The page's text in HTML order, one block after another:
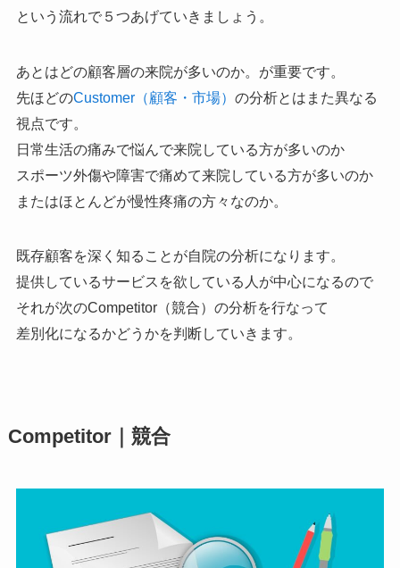
という流れで５つあげていきましょう。
あとはどの顧客層の来院が多いのか。が重要です。
先ほどのCustomer（顧客・市場） の分析とはまた異なる
視点です。
日常生活の痛みで悩んで来院している方が多いのか
スポーツ外傷や障害で痛めて来院している方が多いのか
またはほとんどが慢性疼痛の方々なのか。
既存顧客を深く知ることが自院の分析になります。
提供しているサービスを欲している人が中心になるので
それが次のCompetitor（競合）の分析を行なって
差別化になるかどうかを判断していきます。
Competitor｜競合